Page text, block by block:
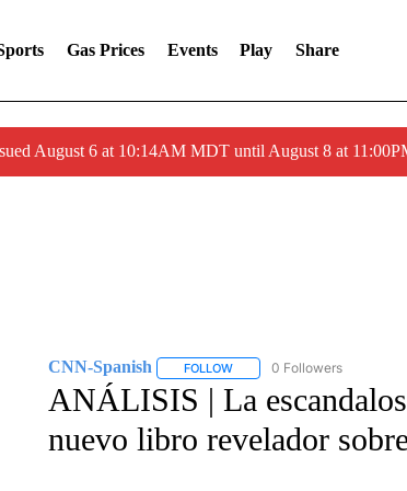
Gas Prices Events Play Share
August 6 at 10:14AM MDT until August 8 at
CNN-Spanish FOLLOWFOLLOW "CNN-SPANISH" TO
0 Followers
ANÁLISIS | La
nuevo libro revelador